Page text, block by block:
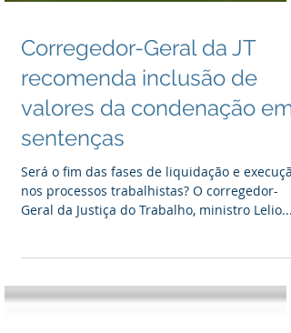
Corregedor-Geral da JT
recomenda inclusão de
valores da condenação em
sentenças
Será o fim das fases de liquidação e execução